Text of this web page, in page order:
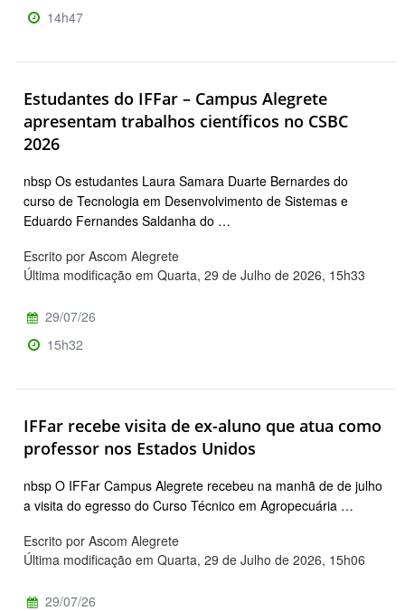
14h47
Estudantes do IFFar – Campus Alegrete
apresentam trabalhos científicos no CSBC
2026
nbsp Os estudantes Laura Samara Duarte Bernardes do
curso de Tecnologia em Desenvolvimento de Sistemas e
Eduardo Fernandes Saldanha do …
Escrito por Ascom Alegrete
Última modificação em Quarta, 29 de Julho de 2026, 15h33
29/07/26
15h32
IFFar recebe visita de ex-aluno que atua como
professor nos Estados Unidos
nbsp O IFFar Campus Alegrete recebeu na manhã de de julho
a visita do egresso do Curso Técnico em Agropecuária …
Escrito por Ascom Alegrete
Última modificação em Quarta, 29 de Julho de 2026, 15h06
29/07/26